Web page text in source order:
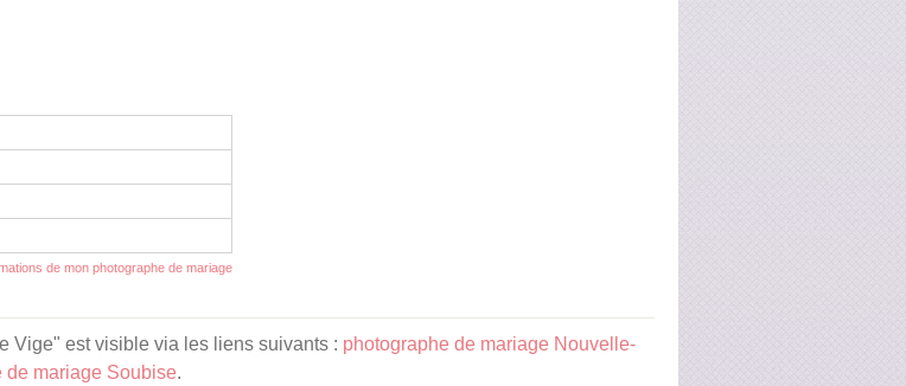
de mon photographe de mariage
Vige" est visible via les liens suivants : photographe de mariage Nouvelle-
de mariage Soubise.